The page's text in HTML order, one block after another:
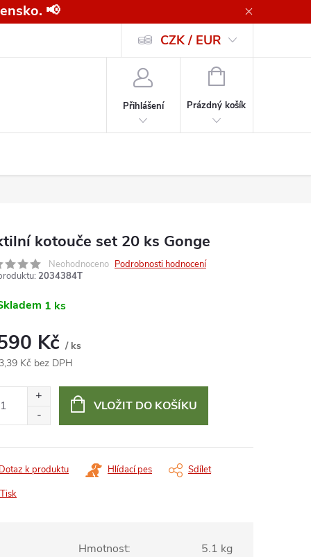
📢
Všeobecné obchodní podmínky pro kupující společnosti
CZK / EUR
Přihlášení
NÁKUPNÍ
Prázdný košík
kotouče set 20 ks Gonge
Neohodnoceno Podrobnosti hodnocení
2034384T
1 ks
Kč / ks
Kč bez DPH
VLOŽIT DO KOŠÍKU
Tisk
Dotaz k produktu Hlídací pes Sdílet
Hmotnost: 5.1 kg